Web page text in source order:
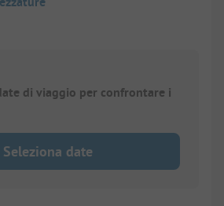
di viaggio per confrontare i
Seleziona date